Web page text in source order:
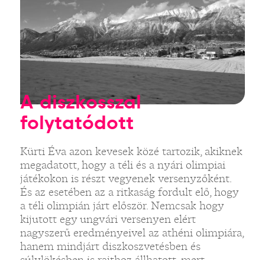
A diszkosszal
folytatódott
Kürti Éva azon kevesek közé tartozik, akiknek
megadatott, hogy a téli és a nyári olimpiai
játékokon is részt vegyenek versenyzőként.
És az esetében az a ritkaság fordult elő, hogy
a téli olimpián járt először. Nemcsak hogy
kijutott egy ungvári versenyen elért
nagyszerű eredményeivel az athéni olimpiára,
hanem mindjárt diszkoszvetésben és